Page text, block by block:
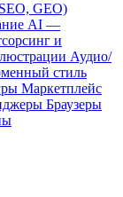
GEO)
AI —
и
Аудио/
стиль
Маркетплейс
Браузеры